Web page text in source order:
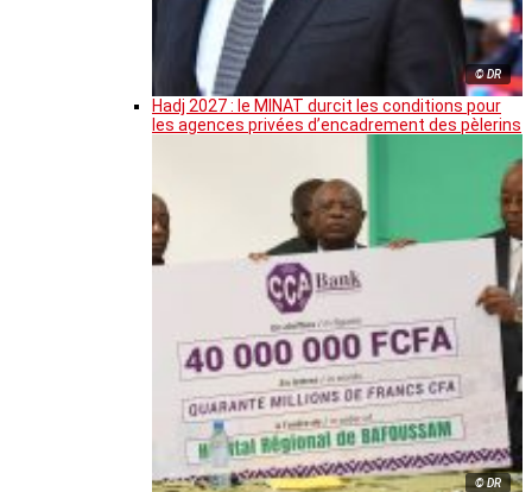
© DR
Hadj 2027 : le MINAT durcit les conditions pour
les agences privées d’encadrement des pèlerins
© DR